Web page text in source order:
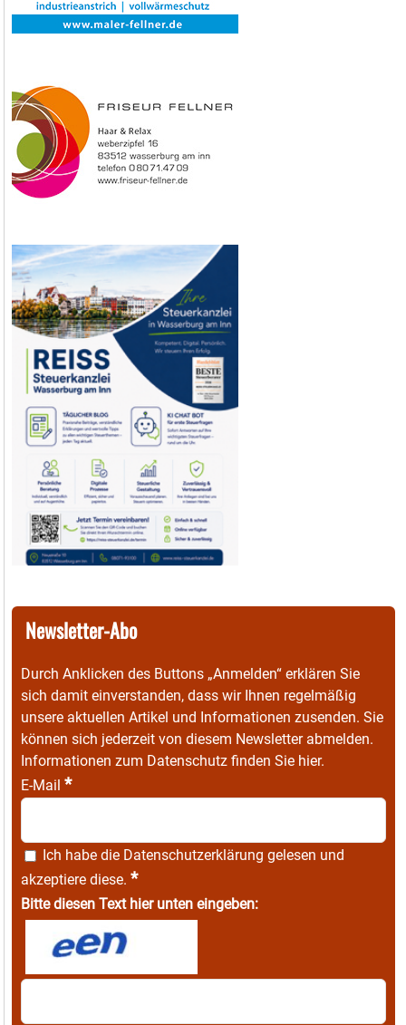
Newsletter-Abo
Durch Anklicken des Buttons „Anmelden“ erklären Sie
sich damit einverstanden, dass wir Ihnen regelmäßig
unsere aktuellen Artikel und Informationen zusenden. Sie
können sich jederzeit von diesem Newsletter abmelden.
Informationen zum Datenschutz finden Sie hier.
E-Mail *
Ich habe die Datenschutzerklärung gelesen und
akzeptiere diese. *
Bitte diesen Text hier unten eingeben: